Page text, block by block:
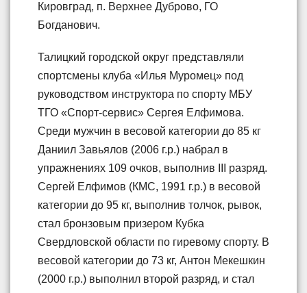
Кировград, п. Верхнее Дуброво, ГО
Богданович.
Талицкий городской округ представляли
спортсмены клуба «Илья Муромец» под
руководством инструктора по спорту МБУ
ТГО «Спорт-сервис» Сергея Елфимова.
Среди мужчин в весовой категории до 85 кг
Даниил Завьялов (2006 г.р.) набрал в
упражнениях 109 очков, выполнив III разряд.
Сергей Елфимов (КМС, 1991 г.р.) в весовой
категории до 95 кг, выполнив толчок, рывок,
стал бронзовым призером Кубка
Свердловской области по гиревому спорту. В
весовой категории до 73 кг, Антон Мекешкин
(2000 г.р.) выполнил второй разряд, и стал